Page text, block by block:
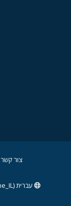
צור קשר
עברית (he_IL)